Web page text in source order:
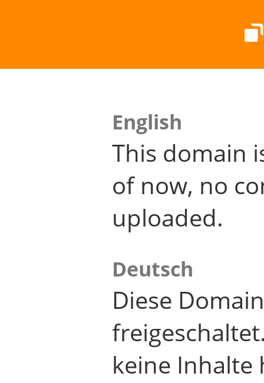
English
This domain
of now, no
uploaded.
Deutsch
Diese
keine Inhalte